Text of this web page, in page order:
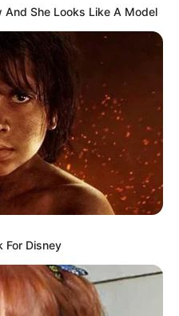
She Looks Like A Model
For Disney